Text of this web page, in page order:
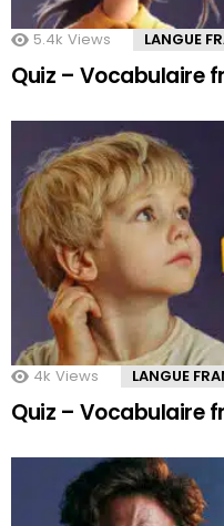
5.4k Views LANGUE
Quiz – Vocabulaire
4k Views LANGUE
Quiz – Vocabulaire